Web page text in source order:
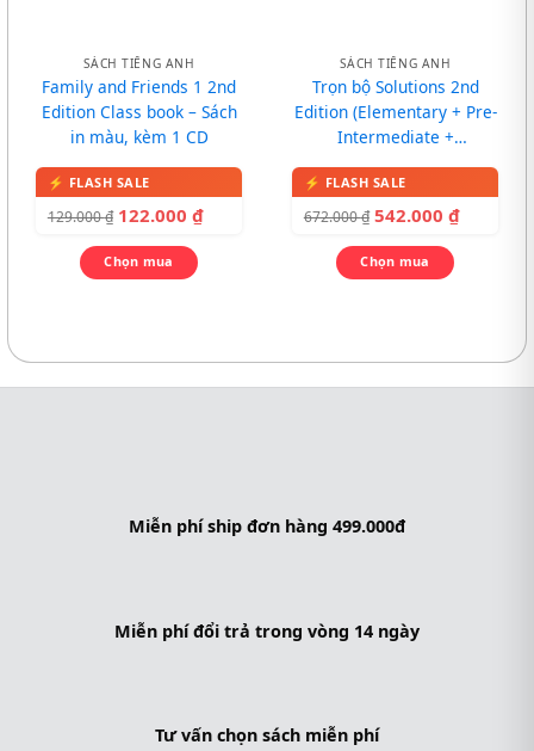
SÁCH TIẾNG ANH
Family and Friends 1 2nd
Edition Class book – Sách
in màu, kèm 1 CD
129.000₫ 122.000 ₫
Chọn mua
SÁCH TIẾNG ANH
Trọn bộ Solutions 2nd
Edition (Elementary + Pre-
Intermediate +
672.000₫ 542.000 ₫
Chọn mua
Miễn phí ship đơn hàng 499.000đ
Miễn phí đổi trả trong vòng 14 ngày
Tư vấn chọn sách miễn phí